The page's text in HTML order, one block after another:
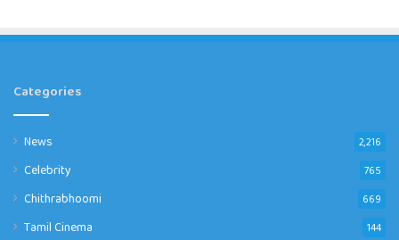
Categories
News 2,216
Celebrity 765
Chithrabhoomi 669
Tamil Cinema 144